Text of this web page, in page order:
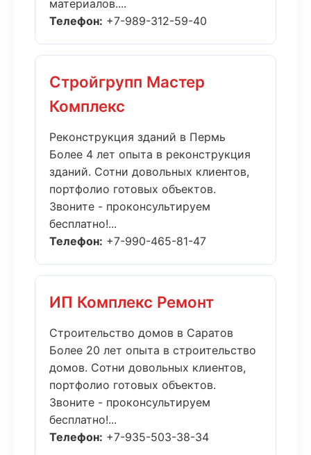
материалов....
Телефон: +7-989-312-59-40
Стройгрупп Мастер
Комплекс
Реконструкция зданий в Пермь
Более 4 лет опыта в реконструкция
зданий. Сотни довольных клиентов,
портфолио готовых объектов.
Звоните - проконсультируем
бесплатно!...
Телефон: +7-990-465-81-47
ИП Комплекс Ремонт
Строительство домов в Саратов
Более 20 лет опыта в строительство
домов. Сотни довольных клиентов,
портфолио готовых объектов.
Звоните - проконсультируем
бесплатно!...
Телефон: +7-935-503-38-34